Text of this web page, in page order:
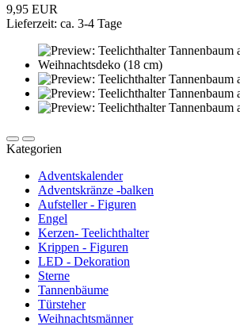
9,95 EUR
Lieferzeit: ca. 3-4 Tage
Kategorien
Adventskalender
Adventskränze -balken
Aufsteller - Figuren
Engel
Kerzen- Teelichthalter
Krippen - Figuren
LED - Dekoration
Sterne
Tannenbäume
Türsteher
Weihnachtsmänner